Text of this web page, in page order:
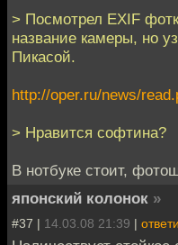
> Посмотрел EXIF
название камеры, но
Пикасой.
http://oper.ru/news/
> Нравится софтина?
В нотбуке стоит,
японский колонок »
#37 | 14.03.08 21:39 |